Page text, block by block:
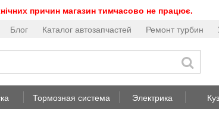
причин магазин тимчасово не працює.
Блог Каталог автозапчастей Ремонт турбин
Тормозная система Электрика